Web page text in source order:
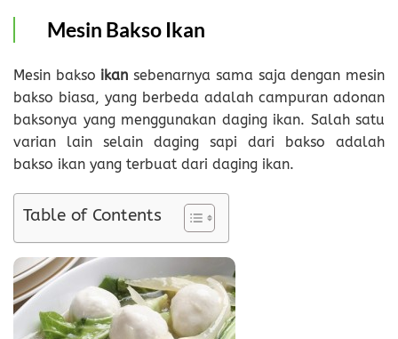
Mesin Bakso Ikan
Mesin bakso ikan sebenarnya sama saja dengan mesin
bakso biasa, yang berbeda adalah campuran adonan
baksonya yang menggunakan daging ikan. Salah satu
varian lain selain daging sapi dari bakso adalah
bakso ikan yang terbuat dari daging ikan.
Table of Contents